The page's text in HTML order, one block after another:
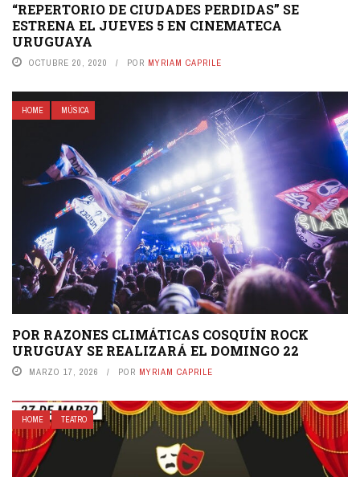
“REPERTORIO DE CIUDADES PERDIDAS” SE
ESTRENA EL JUEVES 5 EN CINEMATECA
URUGUAYA
OCTUBRE 20, 2020 POR MYRIAM CAPRILE
HOME MÚSICA
POR RAZONES CLIMÁTICAS COSQUÍN ROCK
URUGUAY SE REALIZARÁ EL DOMINGO 22
MARZO 17, 2026 POR MYRIAM CAPRILE
HOME TEATRO